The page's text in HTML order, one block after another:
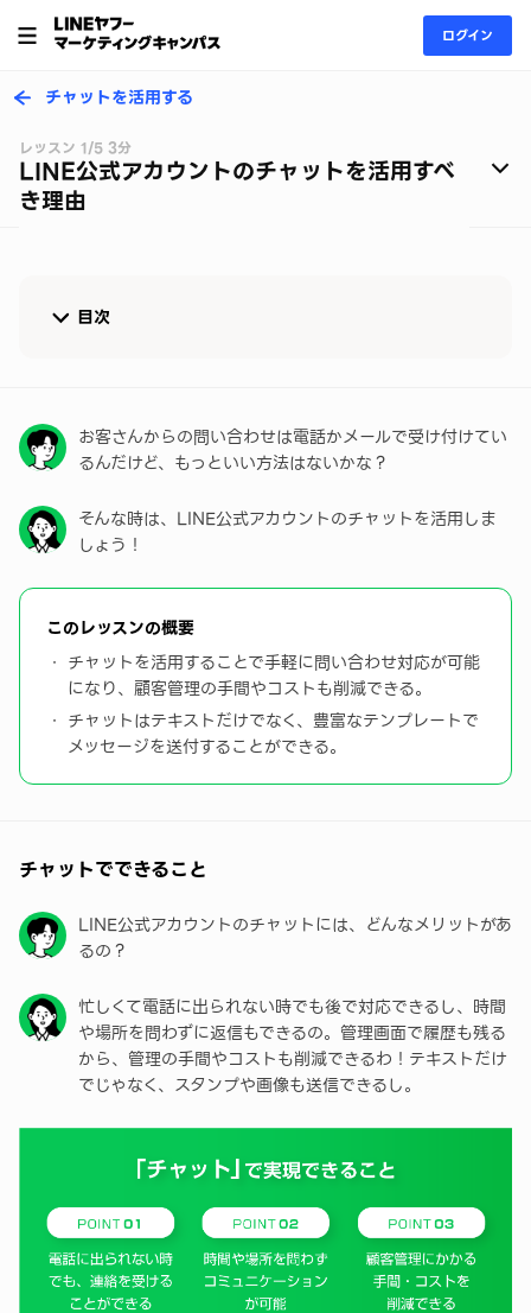
ログイン
チャットを活用する
レッスン 1/5 3分
LINE公式アカウントのチャットを活用すべ
き理由
目次
まずはこれから！チャット機能を活用する３ステッ
よくある質問
お客さんからの問い合わせは電話かメールで受け付けてい
るんだけど、もっといい方法はないかな？
そんな時は、LINE公式アカウントのチャットを活用しま
しょう！
このレッスンの概要
チャットを活用することで手軽に問い合わせ対応が可能
になり、顧客管理の手間やコストも削減できる。
チャットはテキストだけでなく、豊富なテンプレートで
メッセージを送付することができる。
チャットでできること
LINE公式アカウントのチャットには、どんなメリットがあ
るの？
忙しくて電話に出られない時でも後で対応できるし、時間
や場所を問わずに返信もできるの。管理画面で履歴も残る
から、管理の手間やコストも削減できるわ！テキストだけ
でじゃなく、スタンプや画像も送信できるし。